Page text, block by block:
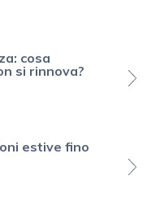
cosa
si rinnova?
estive fino